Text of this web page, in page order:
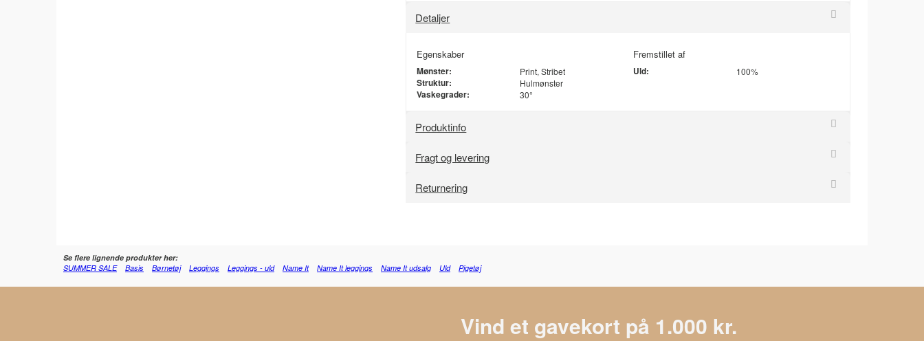
Detaljer
Egenskaber
Mønster: Print, Stribet
Struktur: Hulmønster
Vaskegrader: 30°
Fremstillet af
Uld: 100%
Produktinfo
Fragt og levering
Returnering
Se flere lignende produkter her:
SUMMER SALE
Basis Børnetøj Leggings Leggings - uld Name It Name It leggings Name It udsalg Uld Pigetøj
Vind et gavekort på 1.000 kr.